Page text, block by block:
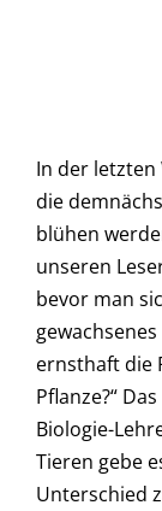
In der letzten
die
blühen
unseren
bevor man
ernsthaft die
Pflanze?“
Biologie-
Tieren gebe
Unterschied